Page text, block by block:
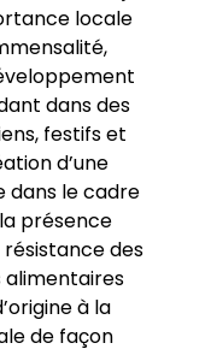
locale
dans des
festifs et
d’une
dans le cadre
présence
des
à la
de façon